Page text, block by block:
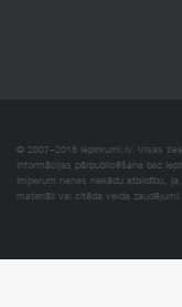
© 2007–2018 Iepirkumi.lv. Visas
Informācijas pārpublicēšana bez
Imperum nenes nekādu atbildību,
materiāli vai citāda veida zaudējumi.